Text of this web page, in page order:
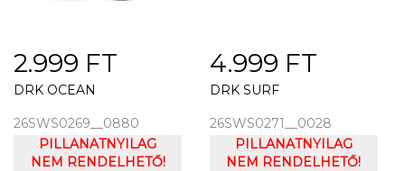
2.999 FT
DRK OCEAN
26SWS0269__0880
PILLANATNYILAG
NEM RENDELHETŐ!
4.999 FT
DRK SURF
26SWS0271__0028
PILLANATNYILAG
NEM RENDELHETŐ!